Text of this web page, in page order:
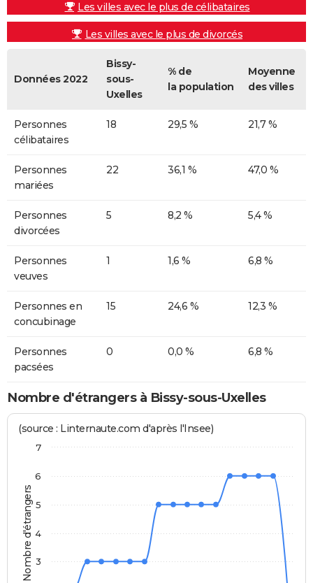
Les villes avec le plus de célibataires
Les villes avec le plus de divorcés
Données 2022
Bissy-
sous-
Uxelles
% de
la population
Moyenne
des villes
Personnes
célibataires
18 29,5 % 21,7 %
Personnes
mariées
22 36,1 % 47,0 %
Personnes
divorcées
5 8,2 % 5,4 %
Personnes
veuves
1 1,6 % 6,8 %
Personnes en
concubinage
15 24,6 % 12,3 %
Personnes
pacsées
0 0,0 % 6,8 %
Nombre d'étrangers à Bissy-sous-Uxelles
Nombre d'étrangers
(source : Linternaute.com d'après l'Insee)
3
4
5
6
7